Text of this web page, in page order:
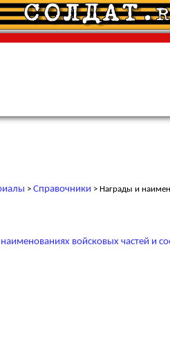
> Справочники > Награды и
войсковых частей и